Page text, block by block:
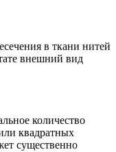
в ткани нитей
внешний вид
количество
квадратных
существенно